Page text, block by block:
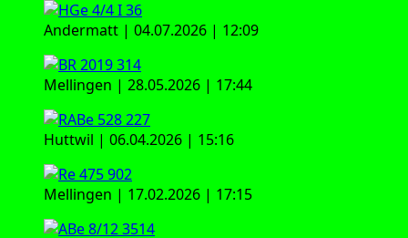
Andermatt | 04.07.2026 | 12:09
Mellingen | 28.05.2026 | 17:44
Huttwil | 06.04.2026 | 15:16
Mellingen | 17.02.2026 | 17:15